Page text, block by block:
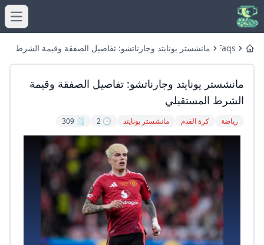
Home
Faqs
مانشستر يونايتد وجارناتشو: تفاصيل الصفقة وقيمة الشرط
مانشستر يونايتد وجارناتشو: تفاصيل الصفقة وقيمة
الشرط المستقبلي
رياضة كرة القدم مانشستر يونايتد 🕒 2
🗒️ 309